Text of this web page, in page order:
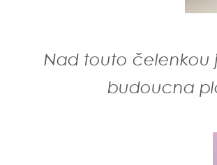
Nad touto čelenkou
budoucna